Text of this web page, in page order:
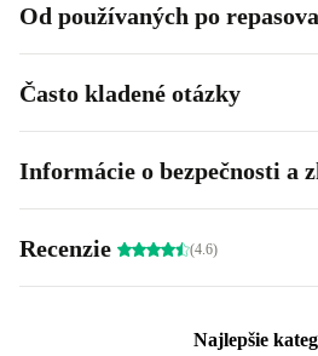
Od používaných po
Často kladené otázky
Informácie o bezpečnosti a
Recenzie (4.6)
Najlepšie